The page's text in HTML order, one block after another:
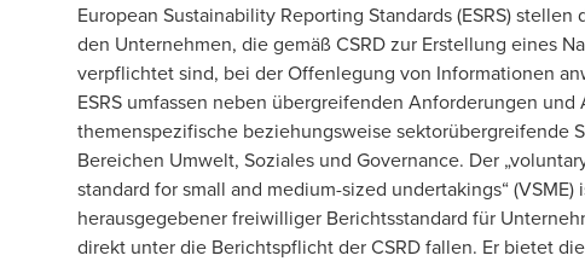
European Sustainability Reporting Standards (ESRS) stellen
den Unternehmen, die gemäß CSRD zur Erstellung eines
verpflichtet sind, bei der Offenlegung von Informationen
ESRS umfassen neben übergreifenden Anforderungen
themenspezifische beziehungsweise sektorübergreifende
Bereichen Umwelt, Soziales und Governance. Der
standard for small and medium-sized undertakings“ (VSME)
herausgegebener freiwilliger Berichtsstandard für
direkt unter die Berichtspflicht der CSRD fallen. Er bietet